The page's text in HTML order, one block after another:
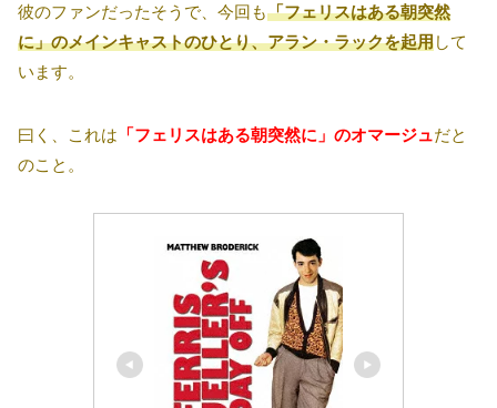
彼のファンだったそうで、今回も「フェリスはある朝突然
に」のメインキャストのひとり、アラン・ラックを起用して
います。
曰く、これは 「フェリスはある朝突然に」のオマージュだと
のこと。